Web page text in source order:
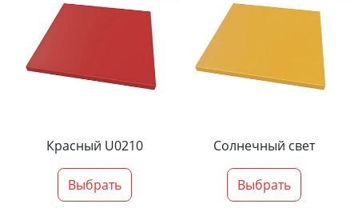
Красный U0210
Выбрать
Солнечный свет
Выбрать